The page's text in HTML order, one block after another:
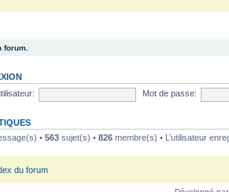
forum.
Mot de passe:
• 563 sujet(s) • 826 membre(s) • L’utilisateur
du forum